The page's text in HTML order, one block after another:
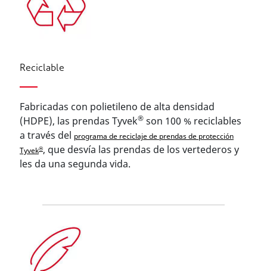
Reciclable
Fabricadas con polietileno de alta densidad
(HDPE), las prendas Tyvek® son 100 % reciclables
a través del programa de reciclaje de prendas de protección
Tyvek®, que desvía las prendas de los vertederos y
les da una segunda vida.